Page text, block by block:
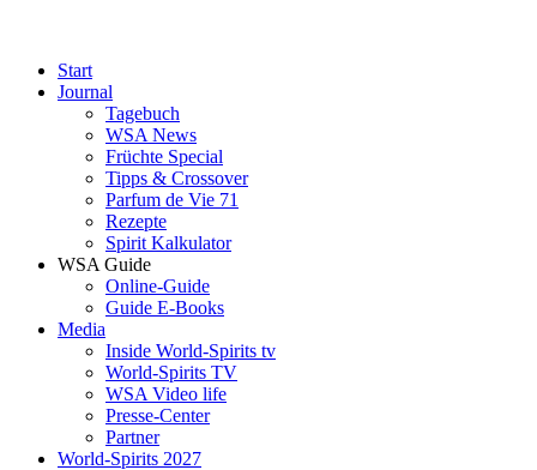
Start
Journal
Tagebuch
WSA News
Früchte Special
Tipps & Crossover
Parfum de Vie 71
Rezepte
Spirit Kalkulator
WSA Guide
Online-Guide
Guide E-Books
Media
Inside World-Spirits tv
World-Spirits TV
WSA Video life
Presse-Center
Partner
World-Spirits 2027